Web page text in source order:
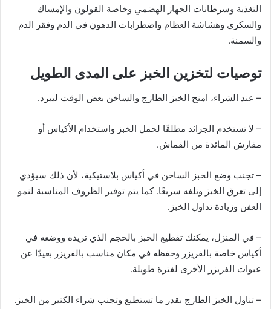
التغذية وسرطانات الجهاز الهضمي وخاصة القولون والإمساك
والسكري وهشاشة العظام واضطرابات الدهون في الدم وفقر الدم
والسمنة.
توصيات لتخزين الخبز على المدى الطويل
– عند الشراء، امنح الخبز الطازج والساخن بعض الوقت ليبرد.
– لا تستخدم الجرائد مطلقًا لحمل الخبز واستخدام الأكياس أو
مفارش المائدة من القماش.
– تجنب وضع الخبز الساخن في أكياس بلاستيكية، لأن ذلك سيؤدي
إلى تعرق الخبز وتلفه سريعًا. كما يتم توفير الظروف المناسبة لنمو
العفن وزيادة تداول الخبز.
– في المنزل، يمكنك تقطيع الخبز بالحجم الذي تريده ووضعه في
أكياس خاصة بالفريزر وحفظه في مكان مناسب بالفريزر بعيدًا عن
عبوات الفريزر الأخرى لفترة طويلة.
– تناول الخبز الطازج بقدر ما تستطيع وتجنب شراء الكثير من الخبز.